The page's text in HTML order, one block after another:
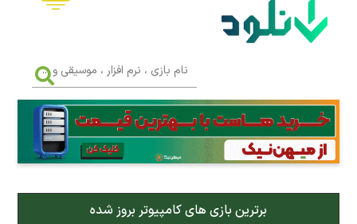
تبلیغات
بازی کامپیوتر
کتاب
جهت دریافت آخرین اخبار و اطلاعات ما را در کانال رسمی دانلود در
بازی
،
نرم
افزار
،
موسیقی
...
برترین بازی های کامپیوتر بروز شده